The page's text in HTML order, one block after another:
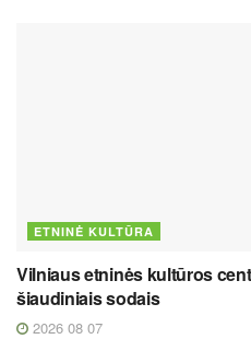
ETNINĖ KULTŪRA
Vilniaus etninės kultūros
šiaudiniais sodais
2026 08 07